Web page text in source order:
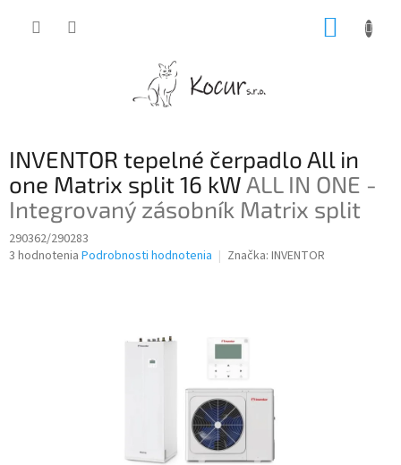
INVENTOR tepelné čerpadlo All in
one Matrix split 16 kWALL IN ONE -
Integrovaný zásobník Matrix split
290362/290283
Priemerné
3 hodnotenia Podrobnosti hodnotenia Značka: INVENTOR